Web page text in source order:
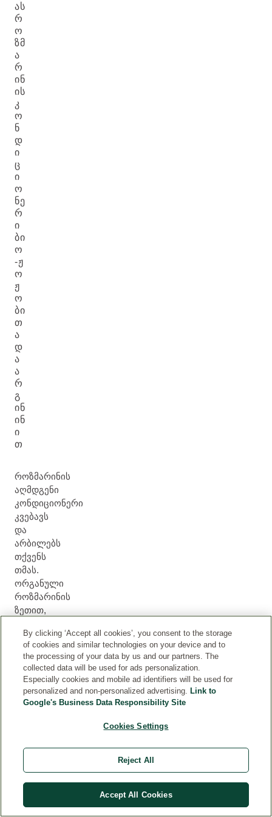
ᲐᲡ
Რ
Ო
ᲖᲛ
Ა
Რ
ᲘᲜ
ᲘᲡ
Კ
Ო
Ნ
Დ
Ი
Ც
Ი
Ო
ᲜᲔ
Რ
Ი
ᲑᲘ
Ო
-Ჟ
Ო
Ჟ
Ო
ᲑᲘ
Თ
Ა
Დ
Ა
Ა
Რ
Გ
ᲘᲜ
ᲘᲜ
Ი
Თ
როზმარინის
აღმდგენი
კონდიციონერი
კვებავს
და
არბილებს
თქვენს
თმას.
ორგანული
როზმარინის
ზეთით,
ჟოჟობას
ზეთით,
ჰიდროლიზებული
ცილებით
და
არგინინით,
ეფექტურ
მოვლას,
და
By clicking ‘Accept all cookies’, you consent to the storage
of cookies and similar technologies on your device and to
the processing of your data by us and our partners. The
collected data will be used for ads personalization.
Especially cookies and mobile ad identifiers will be used for
personalized and non-personalized advertising. Link to
Google's Business Data Responsibility Site
Cookies Settings
Reject All
Accept All Cookies